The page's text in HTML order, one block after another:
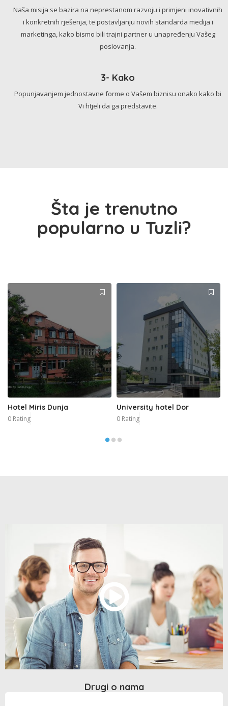
Naša misija se bazira na neprestanom razvoju i primjeni inovativnih
i konkretnih rješenja, te postavljanju novih standarda medija i
marketinga, kako bismo bili trajni partner u unapređenju Vašeg
poslovanja.
3- Kako
Popunjavanjem jednostavne forme o Vašem biznisu onako kako bi
Vi htjeli da ga predstavite.
Šta je trenutno
popularno u Tuzli?
Hotel Miris Dunja
0 Rating
University hotel Dor
0 Rating
Drugi o nama